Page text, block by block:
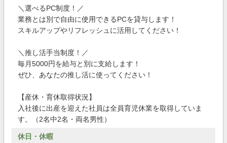
＼選べるPC制度！／
業務とは別で自由に使用できるPCを貸与します！
スキルアップやリフレッシュに活用してください！
＼推し活手当制度！／
毎月5000円を給与と別に支給します！
ぜひ、あなたの推し活に使ってください！
【産休・育休取得状況】
入社後に出産を迎えた社員は全員育児休業を取得していま
す。（2名中2名・両名男性）
休日・休暇